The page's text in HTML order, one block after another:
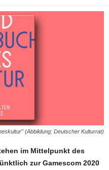
(Abbildung: Deutscher Kulturrat)
im Mittelpunkt des
zur Gamescom 2020